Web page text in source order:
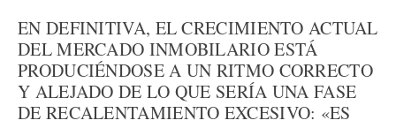
EN DEFINITIVA, EL CRECIMIENTO ACTUAL
DEL MERCADO INMOBILARIO ESTÁ
PRODUCIÉNDOSE A UN RITMO CORRECTO
Y ALEJADO DE LO QUE SERÍA UNA FASE
DE RECALENTAMIENTO EXCESIVO: «ES